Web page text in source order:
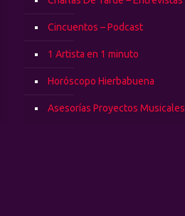
Cincuentos – Podcast
1 Artista en 1 minuto
Horóscopo Hierbabuena
Asesorías Proyectos Musicales